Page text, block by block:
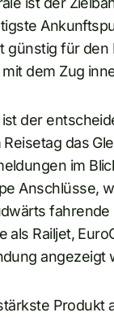
günstig für
dem Zug
der
das
im
Anschlüsse,
fahrende
als Railjet,
angezeigt
Produkt